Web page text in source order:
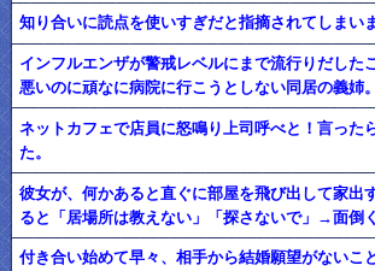
知り合いに読点を使いすぎだと指摘されてしまい
インフルエンザが警戒レベルにまで流行りだした
悪いのに頑なに病院に行こうとしない同居の義姉。
ネットカフェで店員に怒鳴り上司呼べと！言った
た。
彼女が、何かあると直ぐに部屋を飛び出して家出
ると「居場所は教えない」「探さないで」→面倒
付き合い始めて早々、相手から結婚願望がないこ